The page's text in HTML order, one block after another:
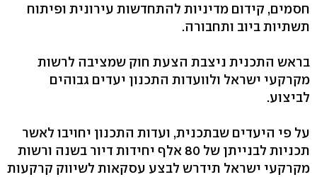
חסמים, קידום מדיניות להתחדשות עירונית ופיתוח
תשתיות ביוב ותחבורה.
בראש התכנית ניצבת הצעת חוק שמציבה לרשות
מקרקעי ישראל ולוועדות התכנון יעדים גבוהים
לביצוע.
על פי היעדים שבתכנית, ועדות התכנון יחויבו לאשר
תכניות לבנייתן של 80 אלף יחידות דיור בשנה ורשות
מקרקעי ישראל תידרש לבצע עסקאות לשיווק קרקעות